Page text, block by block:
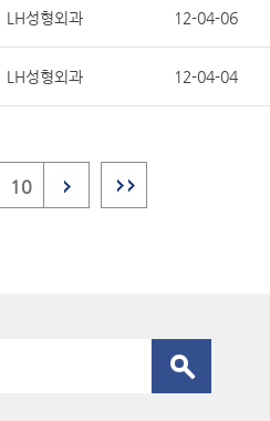
LH성형외과 12-04-06
LH성형외과 12-04-04
10